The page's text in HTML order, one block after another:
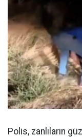
Polis, zanlıların